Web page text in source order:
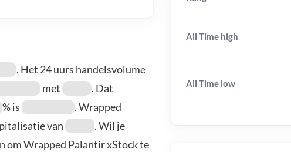
. Het 24 uurs handelsvolume
met
. Dat
% is
. Wrapped
van
. Wil je
om Wrapped Palantir xStock te
All Time high
All Time low